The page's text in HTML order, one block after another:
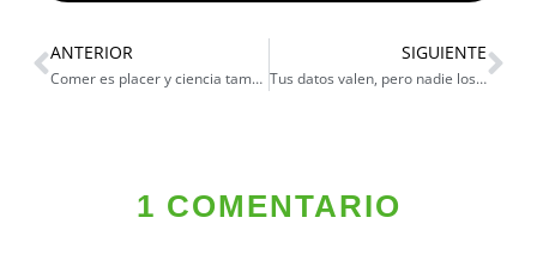
ANTERIOR
Comer es placer y ciencia también
SIGUIENTE
Tus datos valen, pero nadie los cuida
1 COMENTARIO